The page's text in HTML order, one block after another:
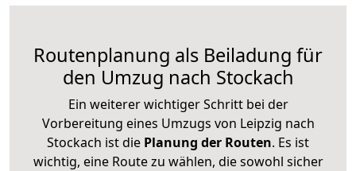
Routenplanung als Beiladung für
den Umzug nach Stockach
Ein weiterer wichtiger Schritt bei der
Vorbereitung eines Umzugs von Leipzig nach
Stockach ist die Planung der Routen. Es ist
wichtig, eine Route zu wählen, die sowohl sicher